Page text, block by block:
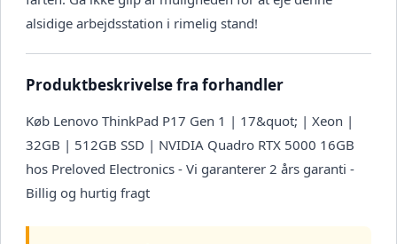
alsidige arbejdsstation i rimelig stand!
Produktbeskrivelse fra forhandler
Køb Lenovo ThinkPad P17 Gen 1 | 17&quot; | Xeon |
32GB | 512GB SSD | NVIDIA Quadro RTX 5000 16GB
hos Preloved Electronics - Vi garanterer 2 års garanti -
Billig og hurtig fragt